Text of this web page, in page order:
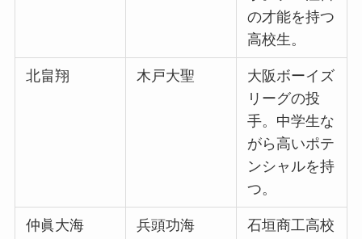
の才能を持つ
高校生。
北畠翔 木戸大聖
大阪ボーイズ
リーグの投
手。中学生な
がら高いポテ
ンシャルを持
つ。
仲眞大海 兵頭功海
石垣商工高校